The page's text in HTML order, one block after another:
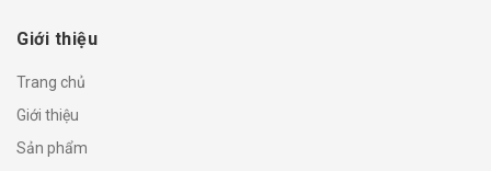
Giới thiệu
Trang chủ
Giới thiệu
Sản phẩm